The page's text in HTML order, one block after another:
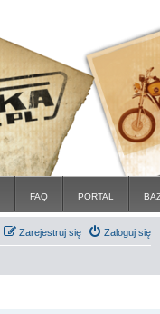
FAQ PORTAL
Zaloguj się
Zarejestruj się